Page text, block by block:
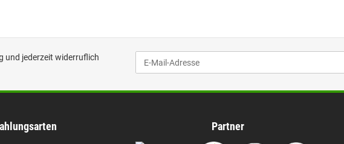
und jederzeit widerruflich
Partner